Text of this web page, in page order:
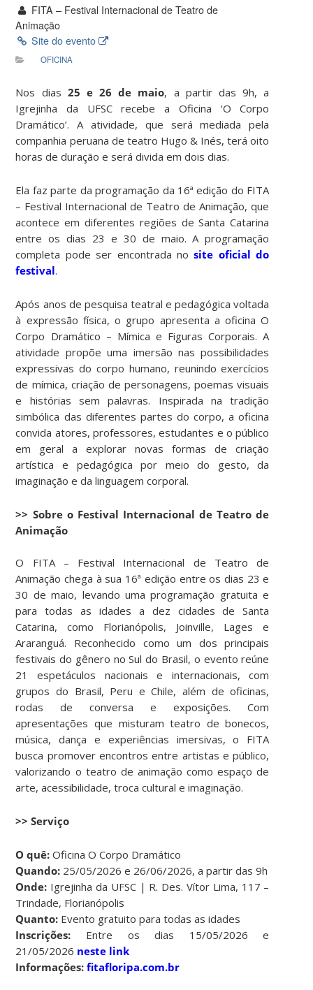
FITA – Festival Internacional de Teatro de
Animação
Site do evento
OFICINA
Nos dias 25 e 26 de maio, a partir das 9h, a
Igrejinha da UFSC recebe a Oficina ‘O Corpo
Dramático’. A atividade, que será mediada pela
companhia peruana de teatro Hugo & Inés, terá oito
horas de duração e será divida em dois dias.
Ela faz parte da programação da 16ª edição do FITA
– Festival Internacional de Teatro de Animação, que
acontece em diferentes regiões de Santa Catarina
entre os dias 23 e 30 de maio. A programação
completa pode ser encontrada nosite oficial do
festival.
Após anos de pesquisa teatral e pedagógica voltada
à expressão física, o grupo apresenta a oficina O
Corpo Dramático – Mímica e Figuras Corporais. A
atividade propõe uma imersão nas possibilidades
expressivas do corpo humano, reunindo exercícios
de mímica, criação de personagens, poemas visuais
e histórias sem palavras. Inspirada na tradição
simbólica das diferentes partes do corpo, a oficina
convida atores, professores, estudantes e o público
em geral a explorar novas formas de criação
artística e pedagógica por meio do gesto, da
imaginação e da linguagem corporal.
>> Sobre o Festival Internacional de Teatro de
Animação
O FITA – Festival Internacional de Teatro de
Animação chega à sua 16ª edição entre os dias 23 e
30 de maio, levando uma programação gratuita e
para todas as idades a dez cidades de Santa
Catarina, como Florianópolis, Joinville, Lages e
Araranguá. Reconhecido como um dos principais
festivais do gênero no Sul do Brasil, o evento reúne
21 espetáculos nacionais e internacionais, com
grupos do Brasil, Peru e Chile, além de oficinas,
rodas de conversa e exposições. Com
apresentações que misturam teatro de bonecos,
música, dança e experiências imersivas, o FITA
busca promover encontros entre artistas e público,
valorizando o teatro de animação como espaço de
arte, acessibilidade, troca cultural e imaginação.
>> Serviço
O quê:Oficina O Corpo Dramático
Quando: 25/05/2026 e 26/06/2026, a partir das 9h
Onde: Igrejinha da UFSC | R. Des. Vítor Lima, 117 –
Trindade, Florianópolis
Quanto: Evento gratuito para todas as idades
Inscrições: Entre os dias 15/05/2026 e
21/05/2026 neste link
Informações:fitafloripa.com.br